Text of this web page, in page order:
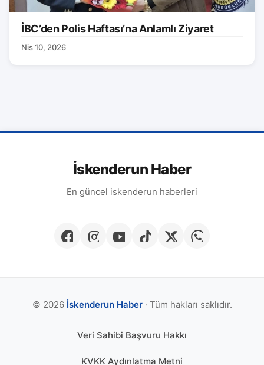
İBC’den Polis Haftası’na Anlamlı Ziyaret
Nis 10, 2026
İskenderun Haber
En güncel iskenderun haberleri
© 2026 İskenderun Haber· Tüm hakları saklıdır.
Veri Sahibi Başvuru Hakkı
KVKK Aydınlatma Metni